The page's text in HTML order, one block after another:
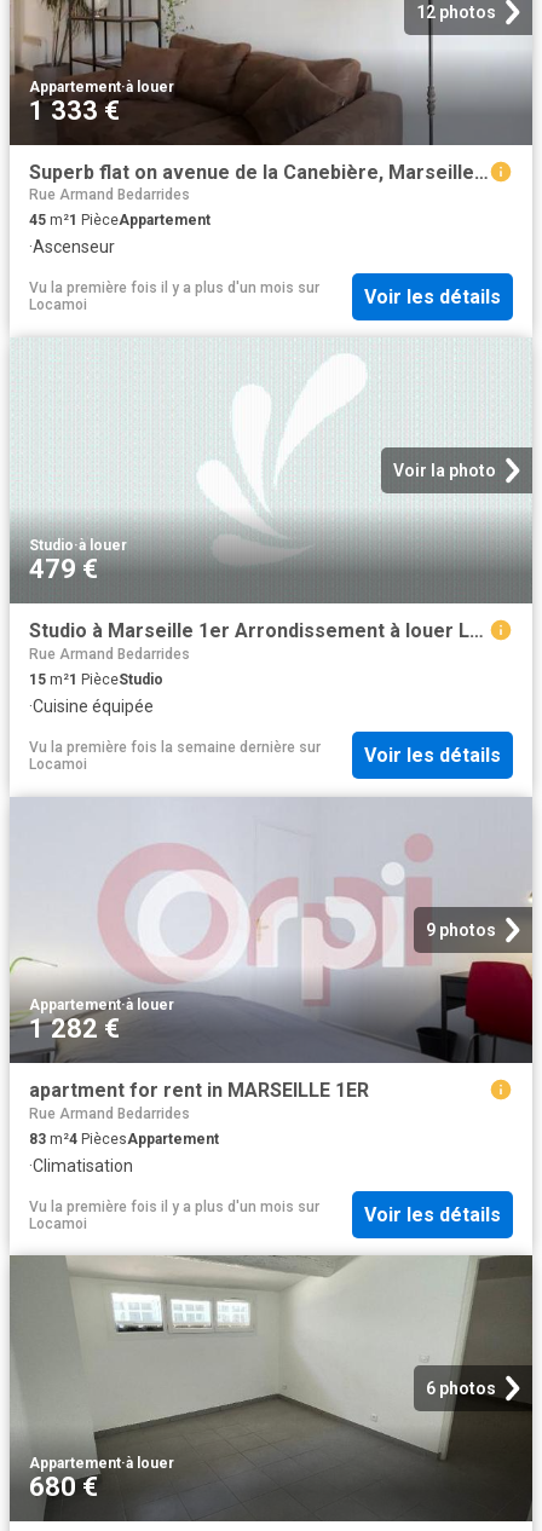
12 photos
Appartement·à louer
1 333 €
Superb flat on avenue de la Canebière, Marseille Amsterdam Apartments for Rent
Rue Armand Bedarrides
45 m²1 PièceAppartement
·Ascenseur
Vu la première fois il y a plus d'un mois sur
Locamoi
Voir les détails
Voir la photo
Studio·à louer
479 €
Studio à Marseille 1er Arrondissement à louer Locagestion, expert en gestion locative
Rue Armand Bedarrides
15 m²1 PièceStudio
·Cuisine équipée
Vu la première fois la semaine dernière sur
Locamoi
Voir les détails
9 photos
Appartement·à louer
1 282 €
apartment for rent in MARSEILLE 1ER
Rue Armand Bedarrides
83 m²4 PiècesAppartement
·Climatisation
Vu la première fois il y a plus d'un mois sur
Locamoi
Voir les détails
6 photos
Appartement·à louer
680 €